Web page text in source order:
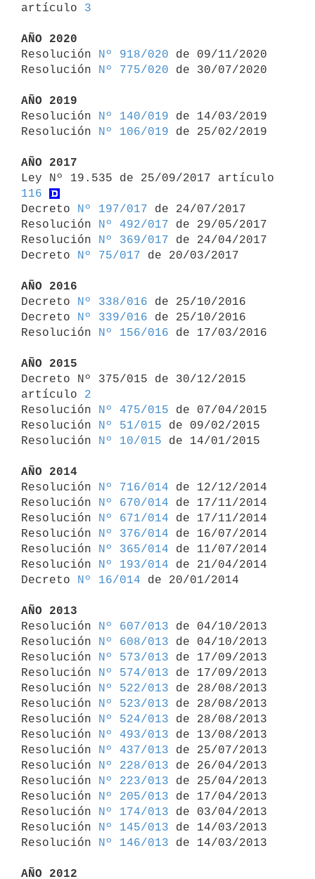
artículo 3
AÑO 2020
Resolución
Nº 918/020 de 09/11/2020
Resolución
Nº 775/020 de 30/07/2020
AÑO 2019
Resolución
Nº 140/019 de 14/03/2019
Resolución
Nº 106/019 de 25/02/2019
AÑO 2017
116
Decreto
Nº 197/017 de 24/07/2017
Resolución
Nº 492/017 de 29/05/2017
Resolución
Nº 369/017 de 24/04/2017
Decreto
Nº 75/017 de 20/03/2017
AÑO 2016
Decreto
Nº 338/016 de 25/10/2016
Decreto
Nº 339/016 de 25/10/2016
Resolución
Nº 156/016 de 17/03/2016
AÑO 2015
Decreto Nº 375/015 de 30/12/2015
artículo 2
Resolución
Nº 475/015 de 07/04/2015
Resolución
Nº 51/015 de 09/02/2015
Resolución
Nº 10/015 de 14/01/2015
AÑO 2014
Resolución
Nº 716/014 de 12/12/2014
Resolución
Nº 670/014 de 17/11/2014
Resolución
Nº 671/014 de 17/11/2014
Resolución
Nº 376/014 de 16/07/2014
Resolución
Nº 365/014 de 11/07/2014
Resolución
Nº 193/014 de 21/04/2014
Decreto
Nº 16/014 de 20/01/2014
AÑO 2013
Resolución
Nº 607/013 de 04/10/2013
Resolución
Nº 608/013 de 04/10/2013
Resolución
Nº 573/013 de 17/09/2013
Resolución
Nº 574/013 de 17/09/2013
Resolución
Nº 522/013 de 28/08/2013
Resolución
Nº 523/013 de 28/08/2013
Resolución
Nº 524/013 de 28/08/2013
Resolución
Nº 493/013 de 13/08/2013
Resolución
Nº 437/013 de 25/07/2013
Resolución
Nº 228/013 de 26/04/2013
Resolución
Nº 223/013 de 25/04/2013
Resolución
Nº 205/013 de 17/04/2013
Resolución
Nº 174/013 de 03/04/2013
Resolución
Nº 145/013 de 14/03/2013
Resolución
Nº 146/013 de 14/03/2013
AÑO 2012